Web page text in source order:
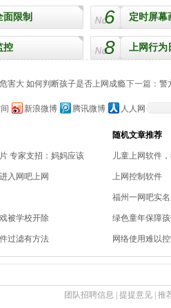
面限制 6 定时屏幕
控 8 上网行为
害大 如何判断孩子是否上网成瘾下一篇： 警
新浪微博 腾讯微博 人人网
专家支招：妈妈应该
入网吧上网
被学校开除
过滤有方法
随机文章推荐
儿童上网软件
上网控制软件
福州一网吧实
绿色童年保障
网络使用难以
团队招聘信息 提提意见 推